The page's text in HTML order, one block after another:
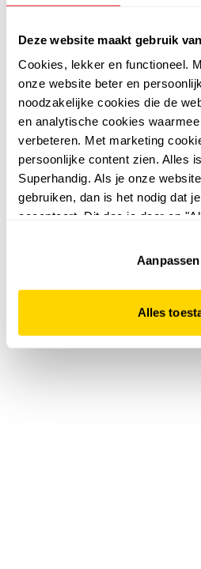
Deze website maakt gebruik
Cookies, lekker en functioneel.
onze website beter en
noodzakelijke cookies die de
en analytische cookies
verbeteren. Met marketing
persoonlijke content zien. Alles
Superhandig. Als je onze
gebruiken, dan is het nodig dat
accepteert. Dit doe je door op
website niet optimaal functioneert.
Aanpassen
Alles